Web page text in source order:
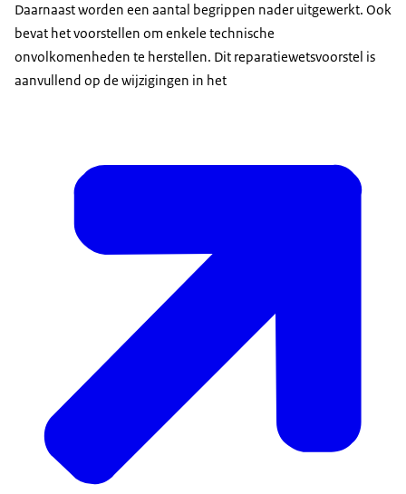
Daarnaast worden een aantal begrippen nader uitgewerkt. Ook
bevat het voorstellen om enkele technische
onvolkomenheden te herstellen. Dit reparatiewetsvoorstel is
aanvullend op de wijzigingen in het